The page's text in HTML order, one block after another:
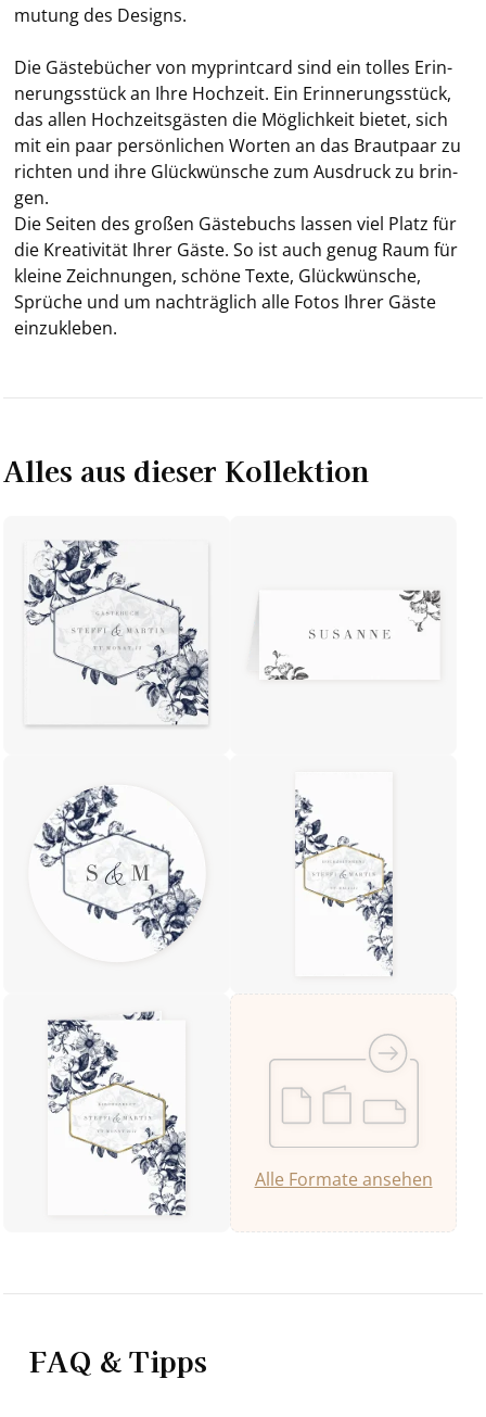
mu­tung des De­signs.
Die Gäs­te­bü­cher von my­print­card sind ein tol­les Er­in­
ne­rungs­stück an Ihre Hoch­zeit. Ein Er­in­ne­rungs­stück,
das allen Hoch­zeits­gäs­ten die Mög­lich­keit bie­tet, sich
mit ein paar per­sön­li­chen Wor­ten an das Braut­paar zu
rich­ten und ihre Glück­wün­sche zum Aus­druck zu brin­
gen.
Die Sei­ten des gro­ßen Gäs­te­buchs las­sen viel Platz für
die Krea­ti­vi­tät Ihrer Gäste. So ist auch genug Raum für
klei­ne Zeich­nun­gen, schö­ne Texte, Glück­wün­sche,
Sprü­che und um nach­träg­lich alle Fotos Ihrer Gäste
ein­zu­kle­ben.
Alles aus dieser Kollektion
Alle Formate ansehen
FAQ & Tipps